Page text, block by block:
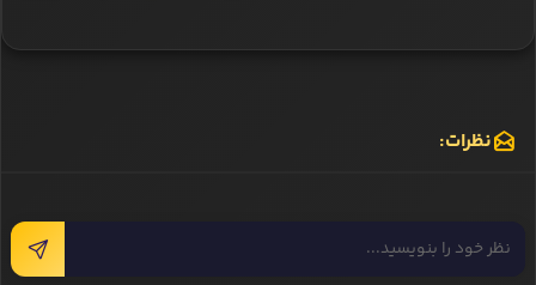
نظرات: